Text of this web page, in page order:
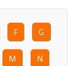
F G
M N